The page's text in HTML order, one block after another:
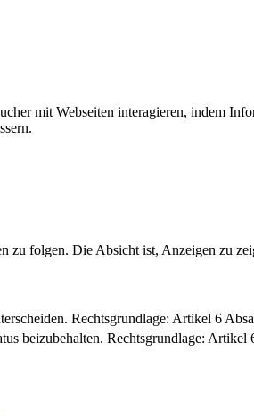
mit Webseiten interagieren, indem
zu folgen. Die Absicht ist, Anzeigen zu
Rechtsgrundlage: Artikel 6
beizubehalten. Rechtsgrundlage: